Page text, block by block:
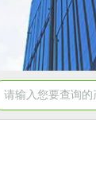
双工位弹簧疲